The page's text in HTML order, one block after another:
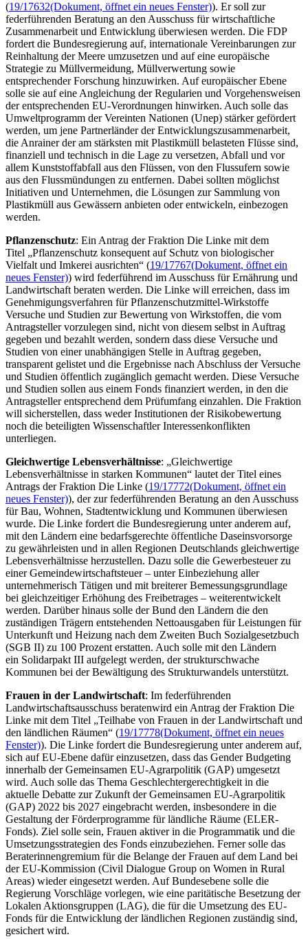
(19/17632(Dokument, öffnet ein neues Fenster)). Er soll zur
federführenden Beratung an den Ausschuss für wirtschaftliche
Zusammenarbeit und Entwicklung überwiesen werden. Die FDP
fordert die Bundesregierung auf, internationale Vereinbarungen zur
Reinhaltung der Meere umzusetzen und auf eine europäische
Strategie zu Müllvermeidung, Müllverwertung sowie
entsprechender Forschung hinzuwirken. Auf europäischer Ebene
solle sie auf eine Angleichung der Regularien und Vorgehensweisen
der entsprechenden EU-Verordnungen hinwirken. Auch solle das
Umweltprogramm der Vereinten Nationen (Unep) stärker gefördert
werden, um jene Partnerländer der Entwicklungszusammenarbeit,
die Anrainer der am stärksten mit Plastikmüll belasteten Flüsse sind,
finanziell und technisch in die Lage zu versetzen, Abfall und vor
allem Kunststoffabfall aus den Flüssen, von den Flussufern sowie
aus den Flussmündungen zu entfernen. Dabei sollten möglichst
Initiativen und Unternehmen, die Lösungen zur Sammlung von
Plastikmüll aus Gewässern anbieten oder entwickeln, einbezogen
werden.
Pflanzenschutz: Ein Antrag der Fraktion Die Linke mit dem
Titel „Pflanzenschutz konsequent auf Schutz von biologischer
Vielfalt und Imkerei ausrichten“ (19/17767(Dokument, öffnet ein
neues Fenster)) wird federführend im Ausschuss für Ernährung und
Landwirtschaft beraten werden. Die Linke will erreichen, dass im
Genehmigungsverfahren für Pflanzenschutzmittel-Wirkstoffe
Versuche und Studien zur Bewertung von Wirkstoffen, die vom
Antragsteller vorzulegen sind, nicht von diesem selbst in Auftrag
gegeben und bezahlt werden, sondern dass diese Versuche und
Studien von einer unabhängigen Stelle in Auftrag gegeben,
transparent gelistet und die Ergebnisse nach Abschluss der Versuche
und Studien öffentlich zugänglich gemacht werden. Diese Versuche
und Studien sollen aus einem Fonds finanziert werden, in den die
Antragsteller entsprechend dem Prüfumfang einzahlen. Die Fraktion
will sicherstellen, dass weder Institutionen der Risikobewertung
noch die beteiligten Wissenschaftler Interessenkonflikten
unterliegen.
Gleichwertige Lebensverhältnisse: „Gleichwertige
Lebensverhältnisse in starken Kommunen“ lautet der Titel eines
Antrags der Fraktion Die Linke (19/17772(Dokument, öffnet ein
neues Fenster)), der zur federführenden Beratung an den Ausschuss
für Bau, Wohnen, Stadtentwicklung und Kommunen überwiesen
wurde. Die Linke fordert die Bundesregierung unter anderem auf,
mit den Ländern eine bedarfsgerechte öffentliche Daseinsvorsorge
zu gewährleisten und in allen Regionen Deutschlands gleichwertige
Lebensverhältnisse herzustellen. Dazu solle die Gewerbesteuer zu
einer Gemeindewirtschaftsteuer – unter Einbeziehung aller
unternehmerisch Tätigen und mit breiterer Bemessungsgrundlage
bei gleichzeitiger Erhöhung des Freibetrages – weiterentwickelt
werden. Darüber hinaus solle der Bund den Ländern die den
zuständigen Trägern entstehenden Nettoausgaben für Leistungen für
Unterkunft und Heizung nach dem Zweiten Buch Sozialgesetzbuch
(SGB II) zu 100 Prozent erstatten. Auch solle mit den Ländern
ein Solidarpakt III aufgelegt werden, der strukturschwache
Kommunen bei der Bewältigung des Strukturwandels unterstützt.
Frauen in der Landwirtschaft: Im federführenden
Landwirtschaftsausschuss beratenwird ein Antrag der Fraktion Die
Linke mit dem Titel „Teilhabe von Frauen in der Landwirtschaft und
den ländlichen Räumen“ (19/17778(Dokument, öffnet ein neues
Fenster)). Die Linke fordert die Bundesregierung unter anderem auf,
sich auf EU-Ebene dafür einzusetzen, dass das Gender Budgeting
innerhalb der Gemeinsamen EU-Agrarpolitik (GAP) umgesetzt
wird. Auch solle das Thema Geschlechtergerechtigkeit in die
aktuelle Debatte zur Zukunft der Gemeinsamen EU-Agrarpolitik
(GAP) 2022 bis 2027 eingebracht werden, insbesondere in die
Gestaltung der Förderprogramme für ländliche Räume (ELER-
Fonds). Ziel solle sein, Frauen aktiver in die Programmatik und die
Umsetzungsstrategien des Fonds einzubeziehen. Ferner solle das
Beraterinnengremium für die Belange der Frauen auf dem Land bei
der EU-Kommission (Civil Dialogue Group on Women in Rural
Areas) wieder eingesetzt werden. Auf Bundesebene solle die
Regierung Vorschläge vorlegen, wie eine paritätische Besetzung der
Lokalen Aktionsgruppen (LAG), die für die Umsetzung des EU-
Fonds für die Entwicklung der ländlichen Regionen zuständig sind,
gesichert wird.